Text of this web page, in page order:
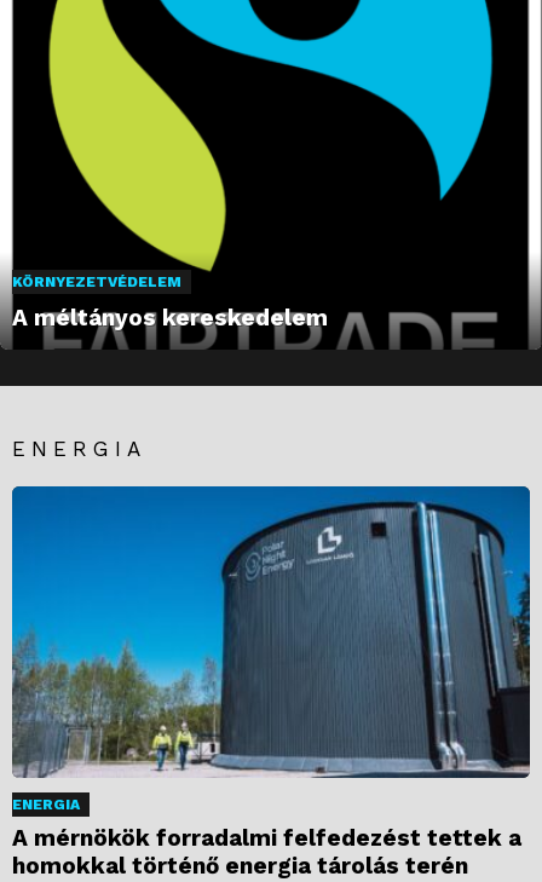
KÖRNYEZETVÉDELEM
A méltányos kereskedelem
ENERGIA
ENERGIA
A mérnökök forradalmi felfedezést tettek a
homokkal történő energia tárolás terén